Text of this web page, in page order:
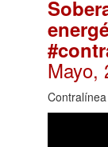
Mayo,
Contralínea